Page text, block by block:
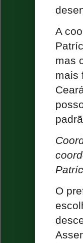
A
mas
mais
O